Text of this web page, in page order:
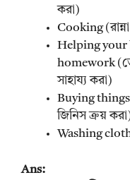
করা)
Cooking
Helping
homework
সাহায্য করা)
Buying
জিনিস ক্রয়
Washing
Ans: